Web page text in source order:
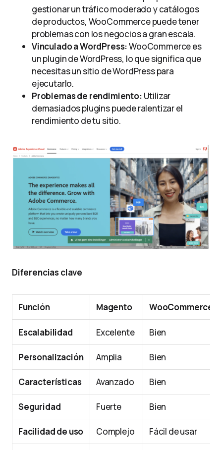
gestionar un tráfico moderado y catálogos
de productos, WooCommerce puede tener
problemas con los negocios a gran escala.
Vinculado a WordPress:WooCommerce es
un plugin de WordPress, lo que significa que
necesitas un sitio de WordPress para
ejecutarlo.
Problemas de rendimiento: Utilizar
demasiados plugins puede ralentizar el
rendimiento de tu sitio.
Diferencias clave
Función Magento WooCommerce
Escalabilidad Excelente Bien
Personalización Amplia Bien
Características Avanzado Bien
Seguridad Fuerte Bien
Facilidad de uso Complejo Fácil de usar